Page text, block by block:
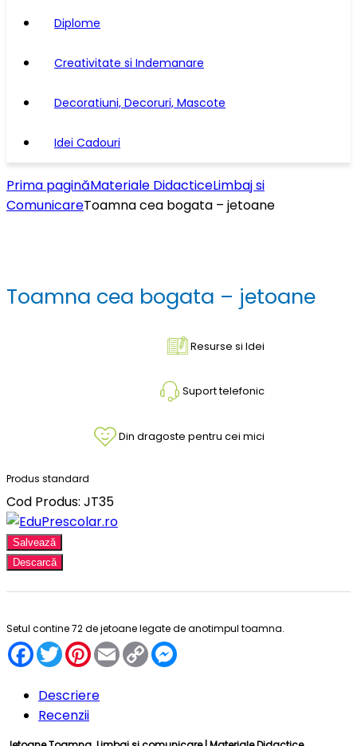
Diplome
Creativitate si Indemanare
Decoratiuni, Decoruri, Mascote
Idei Cadouri
Prima paginăMateriale DidacticeLimbaj si
ComunicareToamna cea bogata – jetoane
Toamna cea bogata – jetoane
Resurse si Idei
Suport telefonic
Din dragoste pentru cei mici
Produs standard
Cod Produs: JT35
Salvează
Descarcă
Setul contine 72 de jetoane legate de anotimpul toamna.
Facebook
TwitterPinterest
EmailCopy
Link
Descriere
Recenzii